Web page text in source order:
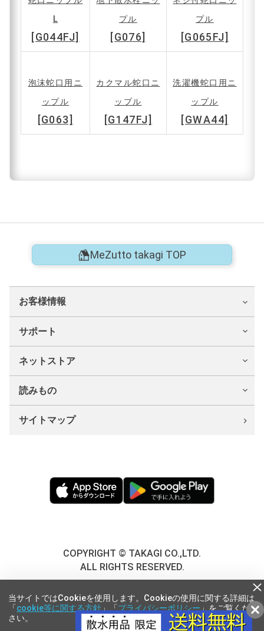
L
[G044FJ]
プル
[G076]
プル
[G065FJ]
泡沫蛇口用ニ
ップル
[G063]
カクマル蛇口ニ
ップル
[G147FJ]
洗濯機蛇口用ニ
ップル
[GWA44]
MeZutto takagi TOP
お客様情報
サポート
ネットストア
読みもの
サイトマップ
COPYRIGHT © TAKAGI CO.,LTD.
ALL RIGHTS RESERVED.
当サイトではCookieを使用します。Cookieの使用に関する詳細は
「 cookie等に関する方針 」「 プライバシーポリシー 」をご覧くだ
さい。